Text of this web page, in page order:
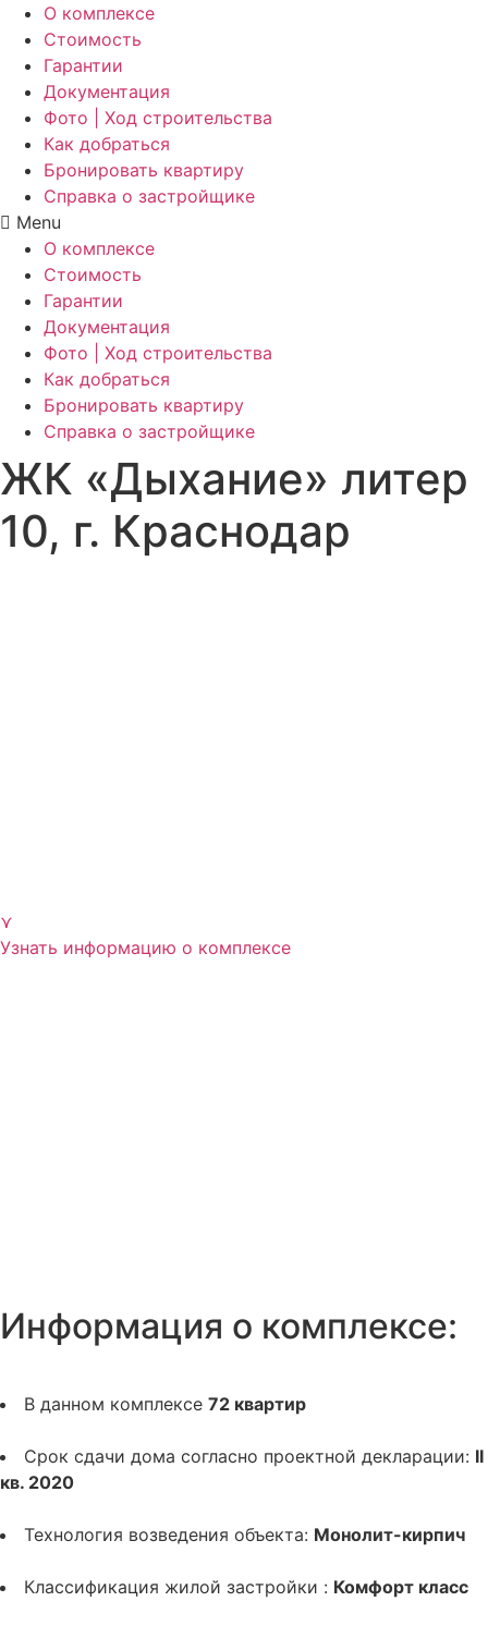
О комплексе
Стоимость
Гарантии
Документация
Фото | Ход строительства
Как добраться
Бронировать квартиру
Справка о застройщике
Menu
О комплексе
Стоимость
Гарантии
Документация
Фото | Ход строительства
Как добраться
Бронировать квартиру
Справка о застройщике
ЖК «Дыхание» литер
10, г. Краснодар
⋎
Узнать информацию о комплексе
Информация о комплексе:
В данном комплексе 72 квартир
Срок сдачи дома согласно проектной декларации: II
кв. 2020
Технология возведения объекта: Монолит-кирпич
Классификация жилой застройки : Комфорт класс